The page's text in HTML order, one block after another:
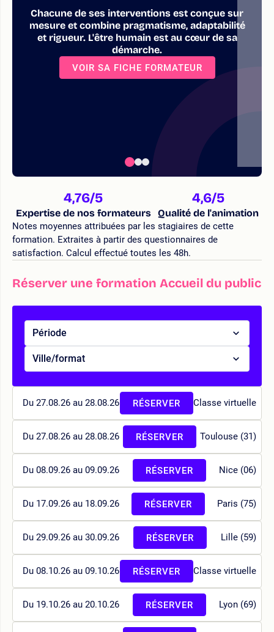
Chacune de ses interventions est conçue sur
mesure et combine pragmatisme, adaptabilité
et rigueur. L'être humain est au cœur de sa
démarche.
VOIR SA FICHE FORMATEUR
4,76/5
Expertise de nos formateurs
4,6/5
Qualité de l'animation
Notes moyennes attribuées par les stagiaires de cette
formation. Extraites à partir des questionnaires de
satisfaction. Calcul effectué toutes les 48h.
Réserver une formation Accueil du public
Période
Ville/format
Du 27.08.26 au 28.08.26 Classe virtuelle
RÉSERVER
Du 27.08.26 au 28.08.26 Toulouse (31)
RÉSERVER
Du 08.09.26 au 09.09.26 Nice (06)
RÉSERVER
Du 17.09.26 au 18.09.26 Paris (75)
RÉSERVER
Du 29.09.26 au 30.09.26 Lille (59)
RÉSERVER
Du 08.10.26 au 09.10.26 Classe virtuelle
RÉSERVER
Du 19.10.26 au 20.10.26 Lyon (69)
RÉSERVER